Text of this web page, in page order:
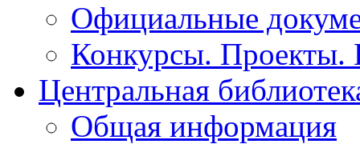
Официальные
Конкурсы.
Центральная
Общая информация